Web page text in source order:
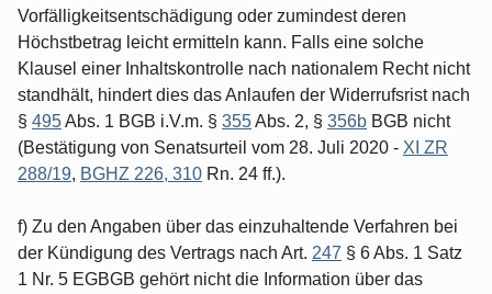
Vorfälligkeitsentschädigung oder zumindest deren
Höchstbetrag leicht ermitteln kann. Falls eine solche
Klausel einer Inhaltskontrolle nach nationalem Recht nicht
standhält, hindert dies das Anlaufen der Widerrufsrist nach
§ 495Abs. 1 BGB i.V.m. § 355Abs. 2, § 356b BGB nicht
(Bestätigung von Senatsurteil vom 28. Juli 2020 - XI ZR
288/19, BGHZ 226, 310 Rn. 24 ff.).
f) Zu den Angaben über das einzuhaltende Verfahren bei
der Kündigung des Vertrags nach Art. 247 § 6 Abs. 1 Satz
1 Nr. 5 EGBGB gehört nicht die Information über das